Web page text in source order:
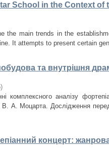
School in the Context of
the main trends in the
It attempts to present certain
та внутрішня
)
комплексного аналізу
А. Моцарта. Дослідження
концерт: